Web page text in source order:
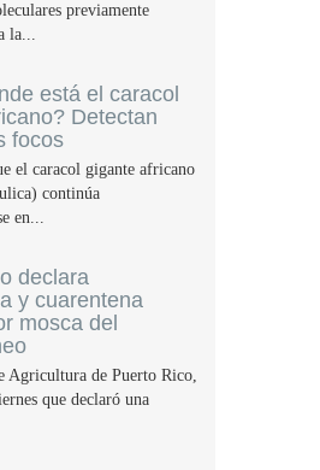
previamente
la...
está el caracol
Detectan
focos
el caracol gigante africano
continúa
en...
declara
y cuarentena
mosca del
Agricultura de Puerto Rico,
que declaró una